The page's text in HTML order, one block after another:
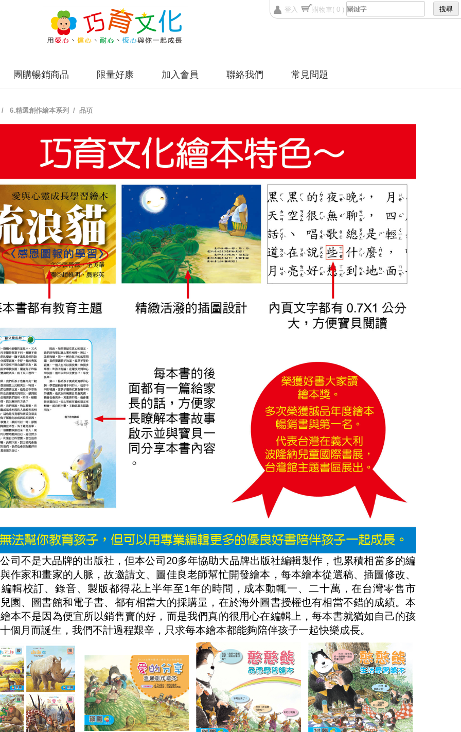
登入 購物車( 0 )
團購暢銷商品 限量好康 加入會員 聯絡我們 常見問題
6.精選創作繪本系列 / 品項
是大品牌的出版社，但本公司20多年協助大品牌出版社編輯製作，也累積相當多的編
作家和畫家的人脈，故邀請文、圖佳良老師幫忙開發繪本，每本繪本從選稿、插圖修改、
輯校訂、錄音、製版都得花上半年至1年的時間，成本動輒一、二十萬，在台灣零售市
園、圖書館和電子書、都有相當大的採購量，在於海外圖書授權也有相當不錯的成績。本
本不是因為便宜所以銷售賣的好，而是我們真的很用心在編輯上，每本書就猶如自己的孩
個月而誕生，我們不計過程艱辛，只求每本繪本都能夠陪伴孩子一起快樂成長。